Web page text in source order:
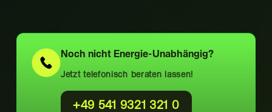
Noch nicht Energie-Unabhängig?
Jetzt telefonisch beraten lassen!
+49 541 9321 321 0